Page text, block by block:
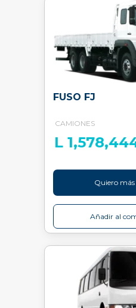
FUSO FJ
CAMIONES
L
Quiero más
Añadir al